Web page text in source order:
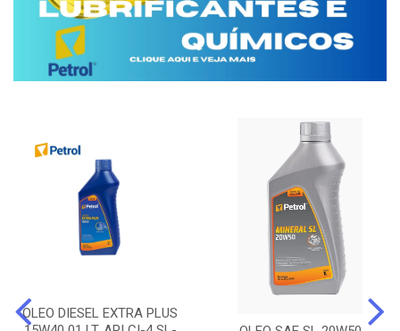
OLEO DIESEL EXTRA PLUS